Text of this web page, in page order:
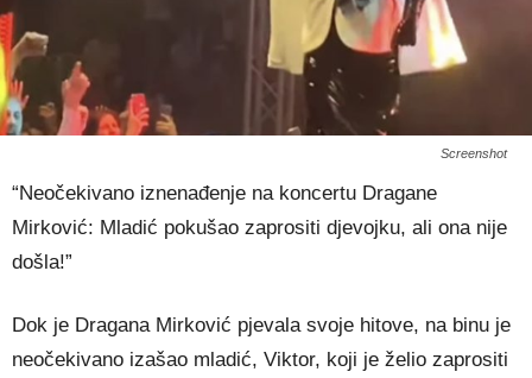
Screenshot
“Neočekivano iznenađenje na koncertu Dragane
Mirković: Mladić pokušao zaprositi djevojku, ali ona nije
došla!”
Dok je Dragana Mirković pjevala svoje hitove, na binu je
neočekivano izašao mladić, Viktor, koji je želio zaprositi